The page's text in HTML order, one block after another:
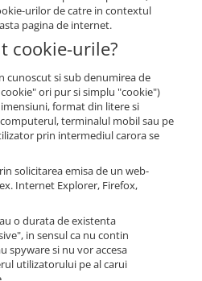
urilor de catre in contextul
pagina de internet.
cookie-urile?
cunoscut si sub denumirea de
ori pur si simplu "cookie")
format din litere si
terminalul mobil sau pe
prin intermediul carora se
solicitarea emisa de un web-
Internet Explorer, Firefox,
o durata de existenta
in sensul ca nu contin
spyware si nu vor accesa
utilizatorului pe al carui